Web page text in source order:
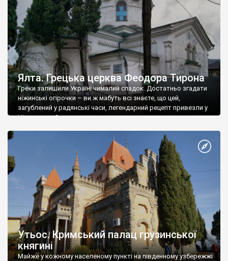
Ялта. Грецька церква Феодора Тирона
Греки залишили Україні чималий спадок. Достатньо згадати
ніжинські огірочки – ви ж мабуть всі знаєте, що цей,
загублений у радянські часи, легендарний рецепт привезли у
Ніжин греки?
Утьос. Кримський палац грузинської
княгині
Майже у кожному населеному пункті на південному узбережжі